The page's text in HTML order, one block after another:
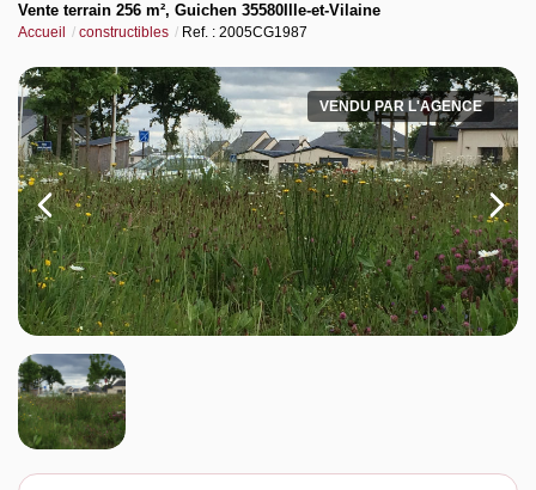
Louer
Gerer
Syndic
Notre agence
Contact
Vente terrain 256 m², Guichen 35580Ille-et-Vilaine
Accueil constructibles Ref. : 2005CG1987
VENDU PAR L'AGENCE